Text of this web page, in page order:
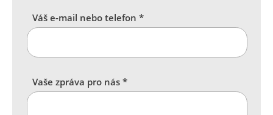
Váš e-mail nebo telefon *
Vaše zpráva pro nás *